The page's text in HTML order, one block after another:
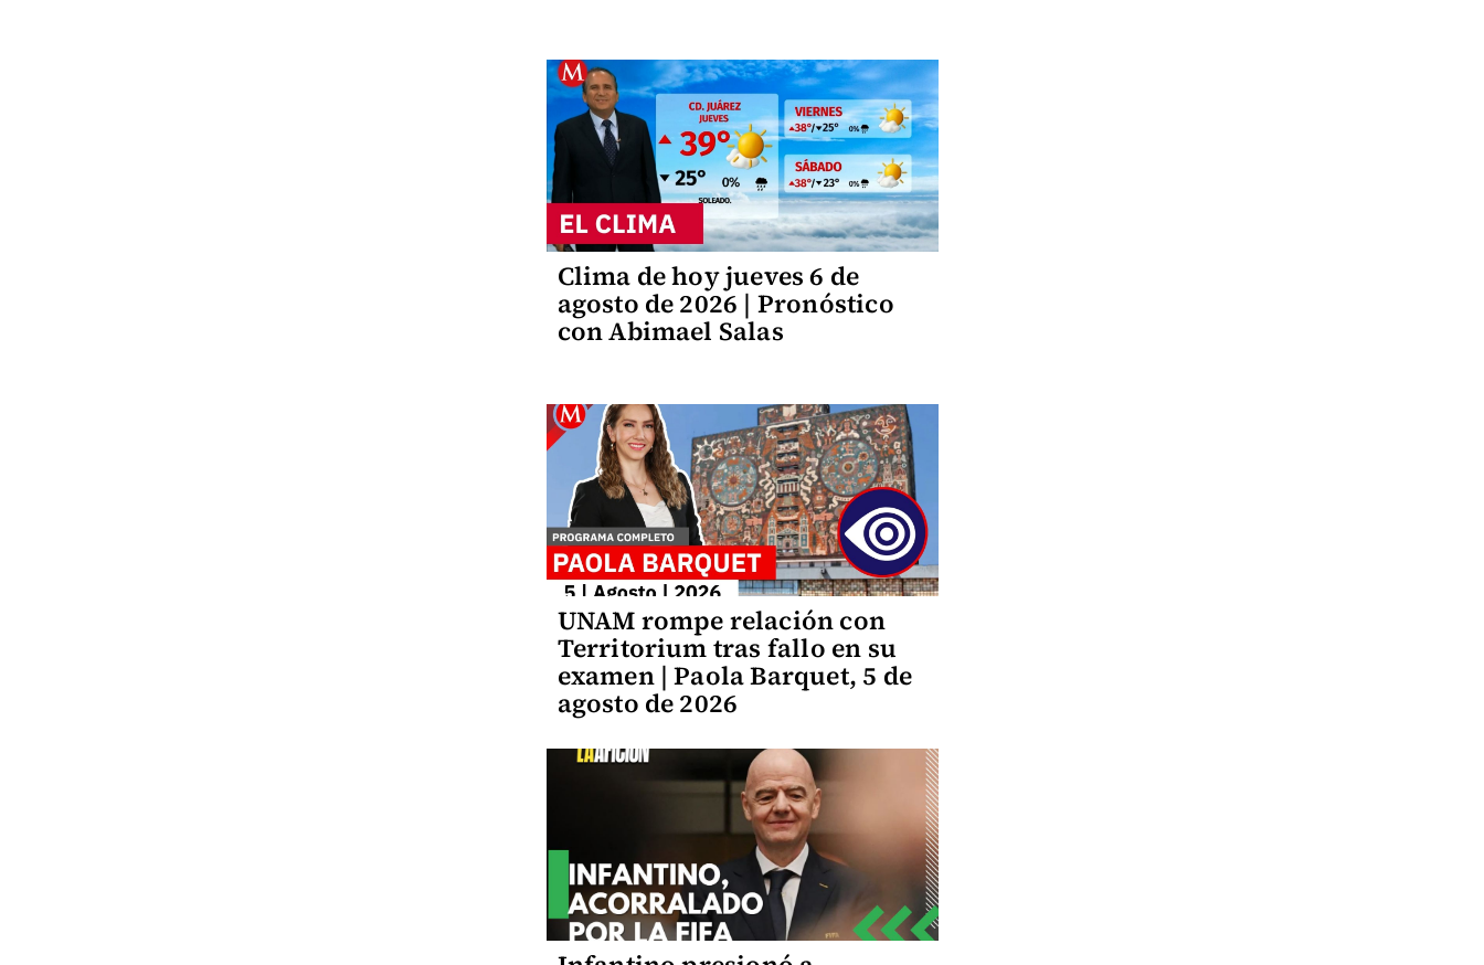
Clima de hoy jueves 6 de
agosto de 2026 | Pronóstico
con Abimael Salas
UNAM rompe relación con
Territorium tras fallo en su
examen | Paola Barquet, 5 de
agosto de 2026